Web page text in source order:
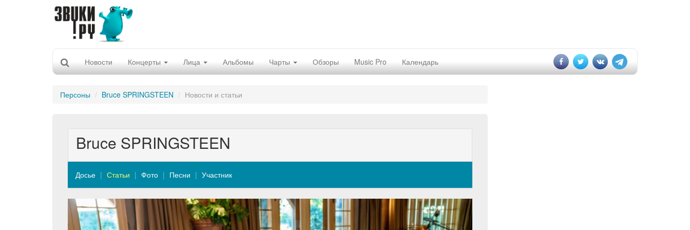
Новости Концерты Лица Альбомы Чарты Обзоры Music Pro Календарь
Персоны Bruce SPRINGSTEEN Новости и статьи
Bruce SPRINGSTEEN
Досье Статьи Фото Песни Участник